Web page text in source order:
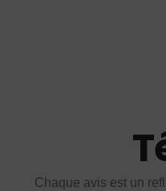
Chaque avis est un